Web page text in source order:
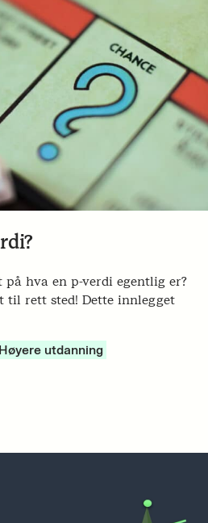
hva en p-verdi egentlig er?
til rett sted! Dette innlegget
Høyere utdanning